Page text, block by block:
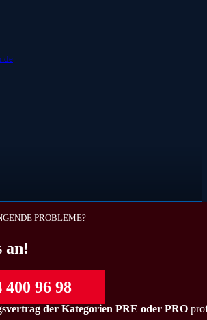
an!
PROBLEME?
400 96 98
der Kategorien PRE oder PRO